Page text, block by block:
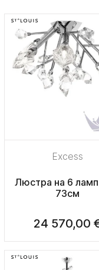
Excess
Люстра на 6
73см
24 570,00